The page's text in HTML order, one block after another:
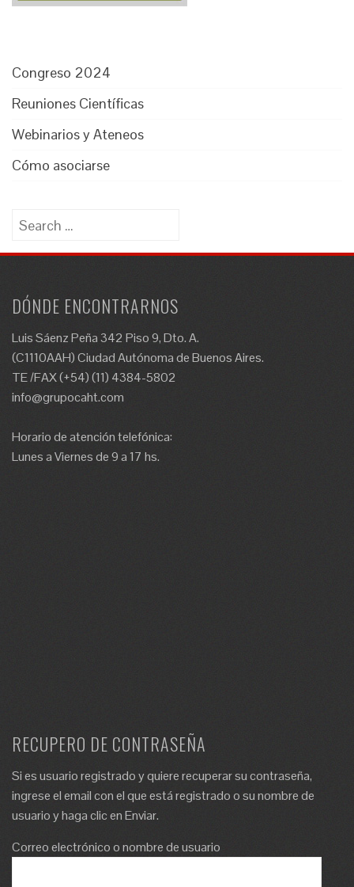
Congreso 2024
Reuniones Científicas
Webinarios y Ateneos
Cómo asociarse
Search
DÓNDE ENCONTRARNOS
Luis Sáenz Peña 342 Piso 9, Dto. A.
(C1110AAH) Ciudad Autónoma de Buenos Aires.
TE /FAX (+54) (11) 4384-5802
info@grupocaht.com
Horario de atención telefónica:
Lunes a Viernes de 9 a 17 hs.
RECUPERO DE CONTRASEÑA
Si es usuario registrado y quiere recuperar su contraseña,
ingrese el email con el que está registrado o su nombre de
usuario y haga clic en Enviar.
Correo electrónico o nombre de usuario